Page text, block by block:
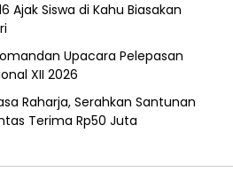
Ajak Siswa di Kahu Biasakan
Upacara Pelepasan
XII 2026
Raharja, Serahkan Santunan
Terima Rp50 Juta